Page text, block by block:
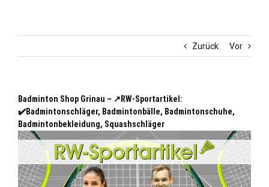
Zurück Vor
Badminton Shop Grinau – ↗️RW-Sportartikel:
✔️Badmintonschläger, Badmintonbälle, Badmintonschuhe,
Badmintonbekleidung, Squashschläger